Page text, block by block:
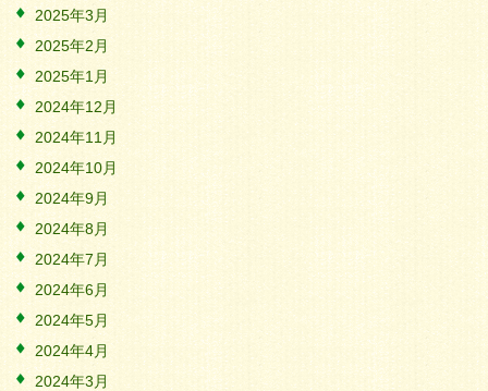
2025年3月
2025年2月
2025年1月
2024年12月
2024年11月
2024年10月
2024年9月
2024年8月
2024年7月
2024年6月
2024年5月
2024年4月
2024年3月